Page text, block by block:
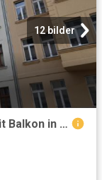
12 bilder
I in Renovierung I gemütliche 4 RW mit Balkon in Gohlis I hochwertige Einbauküche I modernes Bad + Gäste WC I